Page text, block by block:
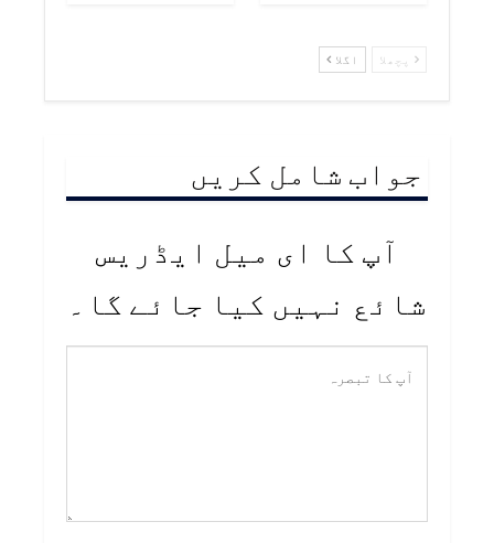
پچھلا اگلا
جواب شامل کریں
آپ کا ای میل ایڈریس
شائع نہیں کیا جائے گا۔